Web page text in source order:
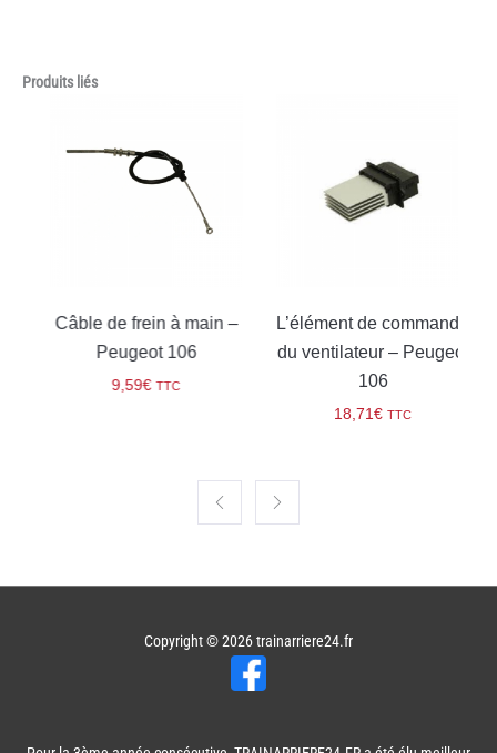
Produits liés
Câble de frein à main –
Peugeot 106
9,59€ TTC
L’élément de commande
du ventilateur – Peugeot
106
18,71€ TTC
Copyright © 2026trainarriere24.fr